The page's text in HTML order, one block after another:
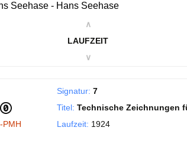
Seehase - Hans Seehase
∧
LAUFZEIT
∨
PMH
Signatur: 7
Titel: Technische Zeichnungen
Laufzeit: 1924